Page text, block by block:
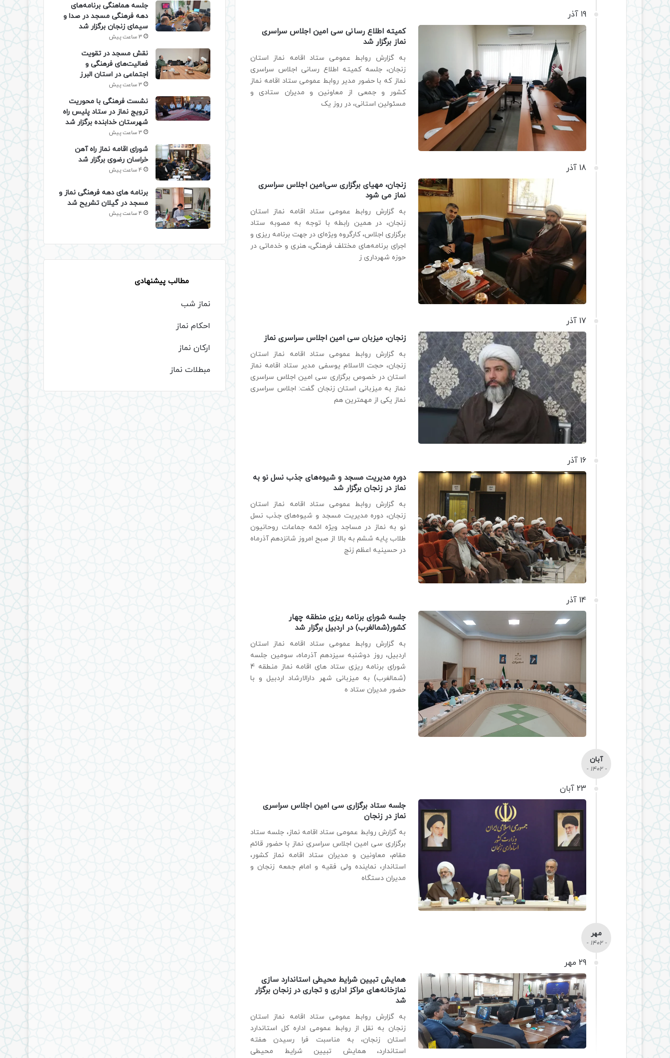
19 آذر
کمیته اطلاع رسانی سی امین اجلاس سراسری
نماز برگزار شد
به گزارش روابط عمومی ستاد اقامه نماز استان
زنجان، جلسه کمیته اطلاع رسانی اجلاس سراسری
نماز که با حضور مدیر روابط عمومی ستاد اقامه نماز
کشور و جمعی از معاونین و مدیران ستادی و
مسئولین استانی، در روز یک
18 آذر
زنجان، مهیای برگزاری سی‌امین اجلاس سراسری
نماز می شود
به گزارش روابط عمومی ستاد اقامه نماز استان
زنجان، در همین رابطه با توجه به مصوبه ستاد
برگزاری اجلاس، کارگروه ویژه‌ای در جهت برنامه ریزی و
اجرای برنامه‌های مختلف فرهنگی، هنری و خدماتی در
حوزه شهرداری ز
17 آذر
زنجان، میزبان سی امین اجلاس سراسری نماز
به گزارش روابط عمومی ستاد اقامه نماز استان
زنجان، حجت الاسلام یوسفی مدیر ستاد اقامه نماز
استان در خصوص برگزاری سی امین اجلاس سراسری
نماز به میزبانی استان زنجان گفت: اجلاس سراسری
نماز یکی از مهمترین هم
16 آذر
دوره مدیریت مسجد و شیوه‌های جذب نسل نو به
نماز در زنجان برگزار شد
به گزارش روابط عمومی ستاد اقامه نماز استان
زنجان، دوره مدیریت مسجد و شیوه‌های جذب نسل
نو به نماز در مساجد ویژه ائمه جماعات روحانیون
طلاب پایه ششم به بالا از صبح امروز شانزدهم آذرماه
در حسینیه اعظم زنج
14 آذر
جلسه شورای برنامه ریزی منطقه چهار
کشور(شمالغرب) در اردبیل برگزار شد
به گزارش روابط عمومی ستاد اقامه نماز استان
اردبیل، روز دوشنبه سیزدهم آذرماه، سومین جلسه
شورای برنامه ریزی ستاد های اقامه نماز منطقه 4
(شمالغرب) به میزبانی شهر دارالارشاد اردبیل و با
حضور مدیران ستاد ه
آبان
- 1402 -
23 آبان
جلسه ستاد برگزاری سی امین اجلاس سراسری
نماز در زنجان
به گزارش روابط عمومی ستاد اقامه نماز، جلسه ستاد
برگزاری سی امین اجلاس سراسری نماز با حضور قائم
مقام، معاونین و مدیران ستاد اقامه نماز کشور،
استاندار، نماینده ولی فقیه و امام جمعه زنجان و
مدیران دستگاه
مهر
- 1402 -
29 مهر
همایش تبیین شرایط محیطی استاندارد سازی
نمازخانه‌های مراکز اداری و تجاری در زنجان برگزار
شد
به گزارش روابط عمومی ستاد اقامه نماز استان
زنجان به نقل از روابط عمومی اداره کل استاندارد
استان زنجان، به مناسبت فرا رسیدن هفته
استاندارد، همایش تبیین شرایط محیطی
جلسه هماهنگی برنامه‌های
دهه فرهنگی مسجد در صدا و
سیمای زنجان برگزار شد
3 ساعت پیش
نقش مسجد در تقویت
فعالیت‌های فرهنگی و
اجتماعی در استان البرز
3 ساعت پیش
نشست فرهنگی با محوریت
ترویج نماز در ستاد پلیس راه
شهرستان خدابنده برگزار شد
3 ساعت پیش
شورای اقامه نماز راه آهن
خراسان رضوی برگزار شد
4 ساعت پیش
برنامه های دهه فرهنگی نماز و
مسجد در گیلان تشریح شد
4 ساعت پیش
مطالب پیشنهادی
نماز شب
احکام نماز
ارکان نماز
مبطلات نماز